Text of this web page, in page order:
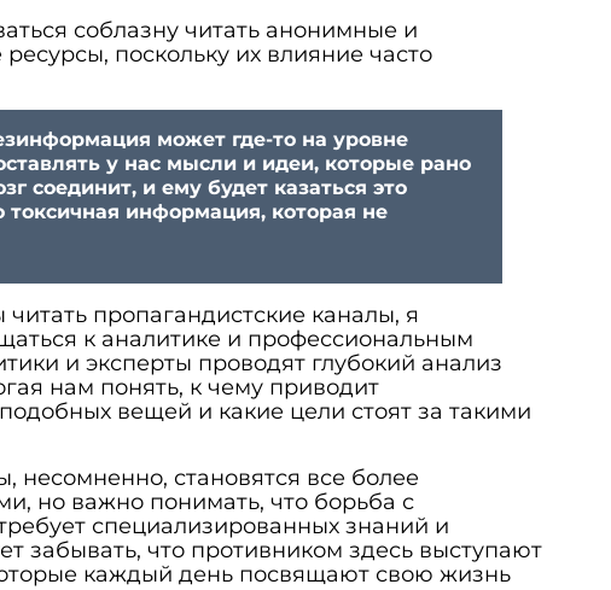
соблазну читать анонимные и
поскольку их влияние часто
может где-то на уровне
у нас мысли и идеи, которые рано
соединит, и ему будет казаться это
токсичная информация, которая не
читать пропагандистские каналы, я
к аналитике и профессиональным
и эксперты проводят глубокий анализ
нам понять, к чему приводит
вещей и какие цели стоят за такими
несомненно, становятся все более
но важно понимать, что борьба с
специализированных знаний и
забывать, что противником здесь выступают
каждый день посвящают свою жизнь